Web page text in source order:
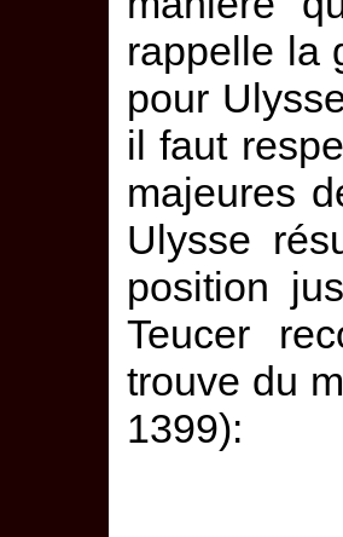
rappelle la
pour
il faut
majeures
Ulysse
position
Teucer
trouve du
1399):